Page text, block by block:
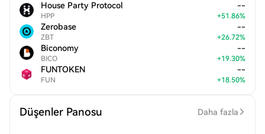
House Party Protocol
HPP
--
+51.86%
Zerobase
ZBT
--
+26.72%
Biconomy
BICO
--
+19.30%
FUNTOKEN
FUN
--
+18.50%
Düşenler Panosu Daha fazla